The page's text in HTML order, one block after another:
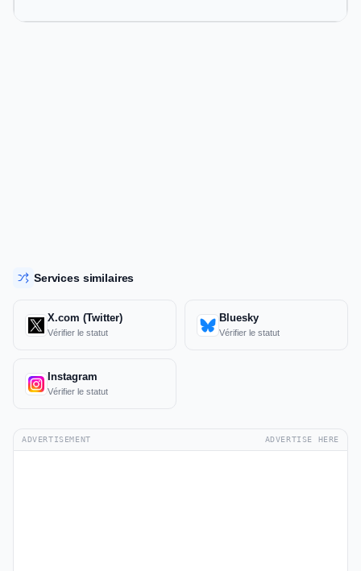
Services similaires
X.com (Twitter)
Vérifier le statut
Bluesky
Vérifier le statut
Instagram
Vérifier le statut
ADVERTISEMENT ADVERTISE HERE